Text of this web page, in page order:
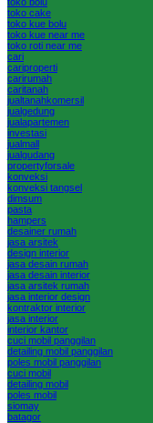
toko cake
toko kue bolu
toko kue near me
toko roti near me
cari
cariproperti
carirumah
caritanah
jualtanahkomersil
jualgedung
jualapartemen
investasi
jualmall
jualgudang
propertyforsale
konveksi
konveksi tangsel
dimsum
pasta
hampers
desainer rumah
jasa arsitek
design interior
jasa desain rumah
jasa desain interior
jasa arsitek rumah
jasa interior design
kontraktor interior
jasa interior
interior kantor
cuci mobil panggilan
detailing mobil panggilan
poles mobil panggilan
cuci mobil
detailing mobil
poles mobil
siomay
batagor